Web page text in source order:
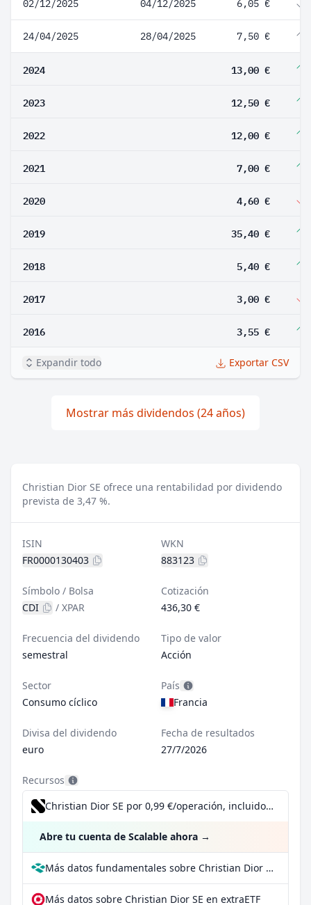
02/12/2025 04/12/2025 6,05 €
24/04/2025 28/04/2025 7,50 €
2024 13,00 €
2023 12,50 €
2022 12,00 €
2021 7,00 €
2020 4,60 €
2019 35,40 €
2018 5,40 €
2017 3,00 €
2016 3,55 €
Expandir todo Exportar CSV
Mostrar más dividendos (24 años)
Christian Dior SE ofrece una rentabilidad por dividendo
prevista de 3,47 %.
ISIN
FR0000130403
WKN
883123
Símbolo / Bolsa
CDI
/ XPAR
Cotización
436,30 €
Frecuencia del dividendo
semestral
Tipo de valor
Acción
Sector
Consumo cíclico
País
Francia
Divisa del dividendo
euro
Fecha de resultados
27/7/2026
Recursos
Christian Dior SE por 0,99 €/operación, incluido el Dividend Reinvestment Plan
Abre tu cuenta de Scalable ahora →
Más datos fundamentales sobre Christian Dior SE en Parqet
Más datos sobre Christian Dior SE en extraETF